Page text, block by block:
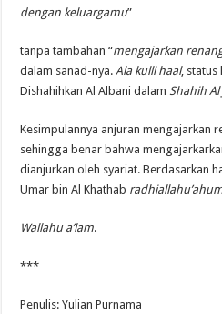
dengan keluargamu”
tanpa tambahan “mengajarkan
dalam sanad-nya.Ala kulli haal, status
Dishahihkan Al Albani dalam Shahih Al
Kesimpulannya anjuran mengajarkan
sehingga benar bahwa
dianjurkan oleh syariat. Berdasarkan
Umar bin Al Khathab
Wallahu a’lam.
***
Penulis: Yulian Purnama